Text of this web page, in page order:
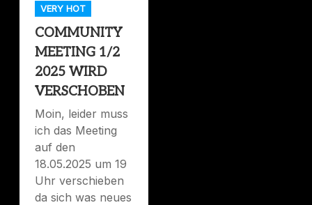
VERY HOT
COMMUNITY
MEETING 1/2
2025 WIRD
VERSCHOBEN
Moin, leider muss
ich das Meeting
auf den
18.05.2025 um 19
Uhr verschieben
da sich was neues